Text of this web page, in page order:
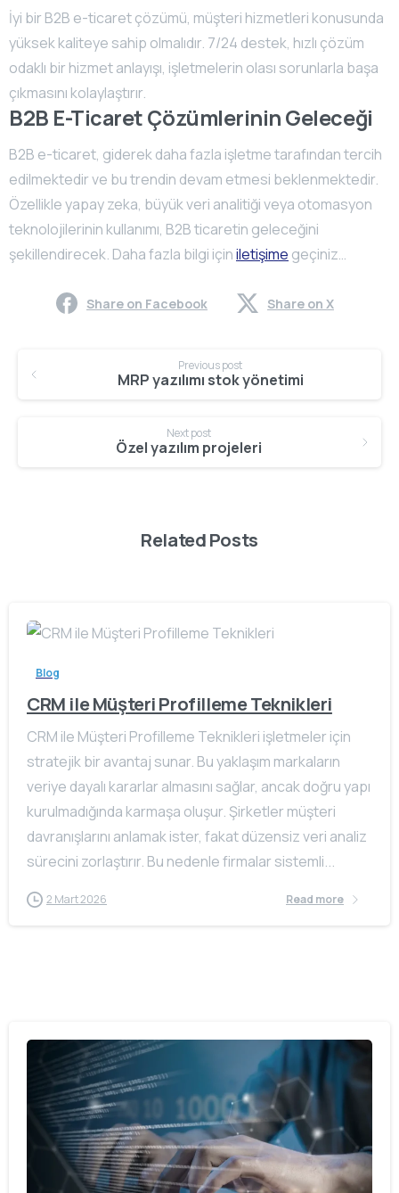
İyi bir B2B e-ticaret çözümü, müşteri hizmetleri konusunda
yüksek kaliteye sahip olmalıdır. 7/24 destek, hızlı çözüm
odaklı bir hizmet anlayışı, işletmelerin olası sorunlarla başa
çıkmasını kolaylaştırır.
B2B E-Ticaret Çözümlerinin Geleceği
B2B e-ticaret, giderek daha fazla işletme tarafından tercih
edilmektedir ve bu trendin devam etmesi beklenmektedir.
Özellikle yapay zeka, büyük veri analitiği veya otomasyon
teknolojilerinin kullanımı, B2B ticaretin geleceğini
şekillendirecek. Daha fazla bilgi içiniletişime geçiniz…
Share on Facebook Share on X
Reading
Previous post
MRP yazılımı stok yönetimi
Next post
Özel yazılım projeleri
Related Posts
Blog
CRM ile Müşteri Profilleme Teknikleri
CRM ile Müşteri Profilleme Teknikleri işletmeler için
stratejik bir avantaj sunar. Bu yaklaşım markaların
veriye dayalı kararlar almasını sağlar, ancak doğru yapı
kurulmadığında karmaşa oluşur. Şirketler müşteri
davranışlarını anlamak ister, fakat düzensiz veri analiz
sürecini zorlaştırır. Bu nedenle firmalar sistemli...
2 Mart 2026 Read more